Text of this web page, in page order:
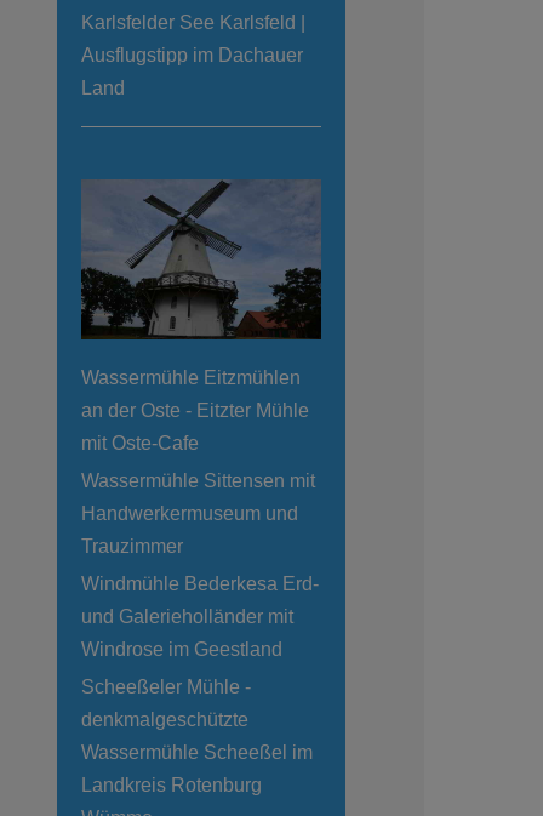
Karlsfelder See Karlsfeld |
Ausflugstipp im Dachauer
Land
Wassermühle Eitzmühlen
an der Oste - Eitzter Mühle
mit Oste-Cafe
Wassermühle Sittensen mit
Handwerkermuseum und
Trauzimmer
Windmühle Bederkesa Erd-
und Galerieholländer mit
Windrose im Geestland
Scheeßeler Mühle -
denkmalgeschützte
Wassermühle Scheeßel im
Landkreis Rotenburg